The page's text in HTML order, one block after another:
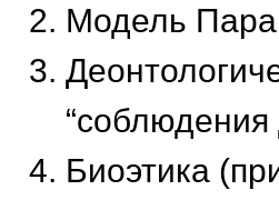
Модель
“соблюдения
Биоэтика